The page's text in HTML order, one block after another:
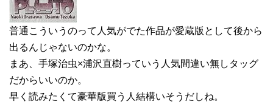
普通こういうのって人気がでた作品が愛蔵版として後から
出るんじゃないのかな。
まあ、手塚治虫×浦沢直樹っていう人気間違い無しタッグ
だからいいのか。
早く読みたくて豪華版買う人結構いそうだしね。